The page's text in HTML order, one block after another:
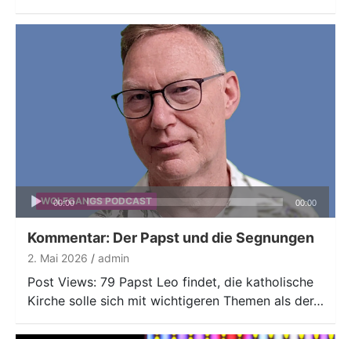
WOLFGANGS PODCAST
Audio-
Player
00:00 00:00
Kommentar: Der Papst und die Segnungen
2. Mai 2026 admin
Post Views: 79 Papst Leo findet, die katholische
Kirche solle sich mit wichtigeren Themen als der…